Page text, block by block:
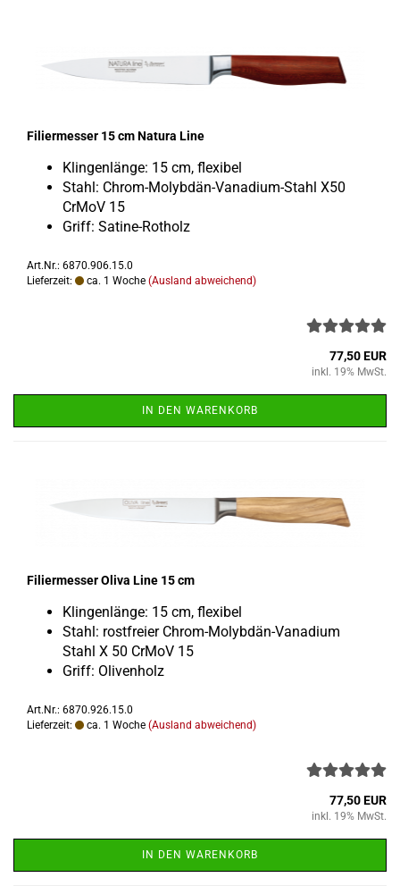
Fi­lier­mes­ser 15 cm Na­tu­ra Line
Klin­gen­län­ge: 15 cm, fle­xi­bel
Stahl: Chrom-​Molybdän-Vanadium-Stahl X50
CrMoV 15
Griff: Satine-​Rotholz
Art.Nr.: 6870.906.15.0
Lieferzeit:
ca. 1 Woche (Ausland abweichend)
77,50 EUR
inkl. 19% MwSt.
IN DEN WARENKORB
Fi­lier­mes­ser Oliva Line 15 cm
Klin­gen­län­ge: 15 cm, fle­xi­bel
Stahl: rost­frei­er Chrom-​Molybdän-Vanadium
Stahl X 50 CrMoV 15
Griff: Oli­ven­holz
Art.Nr.: 6870.926.15.0
Lieferzeit:
ca. 1 Woche (Ausland abweichend)
77,50 EUR
inkl. 19% MwSt.
IN DEN WARENKORB